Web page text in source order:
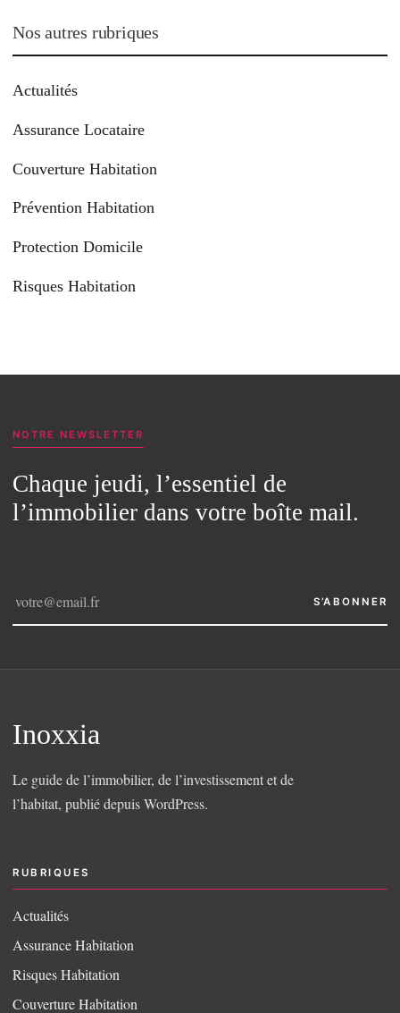
Nos autres rubriques
Actualités
Assurance Locataire
Couverture Habitation
Prévention Habitation
Protection Domicile
Risques Habitation
NOTRE NEWSLETTER
Chaque jeudi, l’essentiel de
l’immobilier dans votre boîte mail.
S’ABONNER
Inoxxia
Le guide de l’immobilier, de l’investissement et de
l’habitat, publié depuis WordPress.
RUBRIQUES
Actualités
Assurance Habitation
Risques Habitation
Couverture Habitation